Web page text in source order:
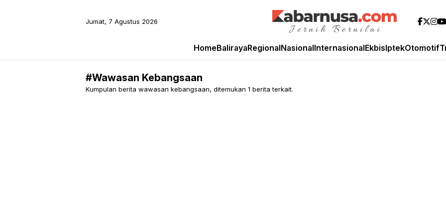
Jumat, 7 Agustus 2026
HomeBalirayaRegionalNasionalInternasionalEkbisIptekOtomotif
#Wawasan Kebangsaan
Kumpulan berita wawasan kebangsaan, ditemukan 1 berita terkait.